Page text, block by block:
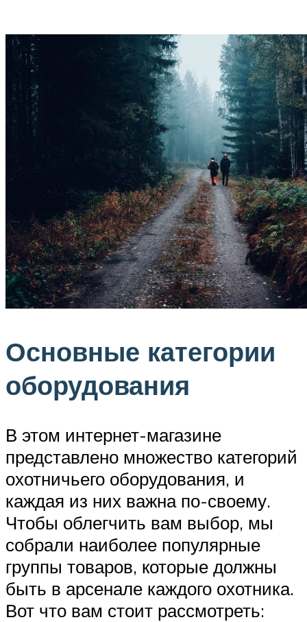
Основные категории
оборудования
В этом интернет-магазине
представлено множество категорий
охотничьего оборудования, и
каждая из них важна по-своему.
Чтобы облегчить вам выбор, мы
собрали наиболее популярные
группы товаров, которые должны
быть в арсенале каждого охотника.
Вот что вам стоит рассмотреть: